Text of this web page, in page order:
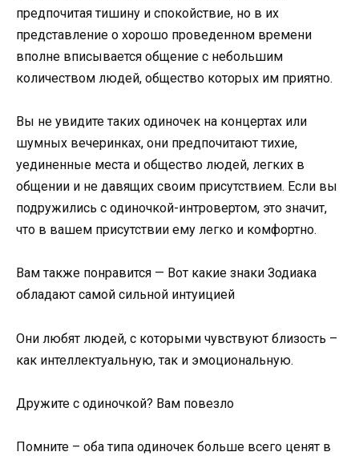
предпочитая тишину и спокойствие, но в их
представление о хорошо проведенном времени
вполне вписывается общение с небольшим
количеством людей, общество которых им приятно.
Вы не увидите таких одиночек на концертах или
шумных вечеринках, они предпочитают тихие,
уединенные места и общество людей, легких в
общении и не давящих своим присутствием. Если вы
подружились с одиночкой-интровертом, это значит,
что в вашем присутствии ему легко и комфортно.
Вам также понравится — Вот какие знаки Зодиака
обладают самой сильной интуицией
Они любят людей, с которыми чувствуют близость –
как интеллектуальную, так и эмоциональную.
Дружите с одиночкой? Вам повезло
Помните – оба типа одиночек больше всего ценят в